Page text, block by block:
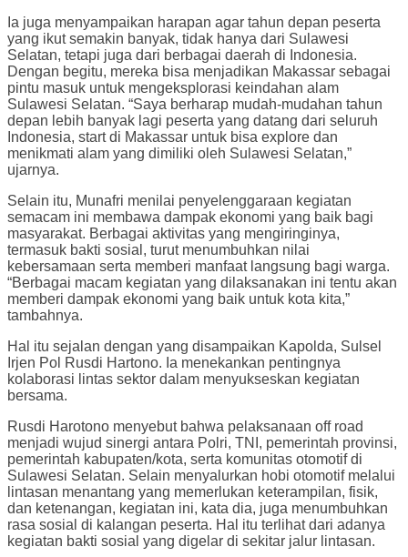
Ia juga menyampaikan harapan agar tahun depan peserta
yang ikut semakin banyak, tidak hanya dari Sulawesi
Selatan, tetapi juga dari berbagai daerah di Indonesia.
Dengan begitu, mereka bisa menjadikan Makassar sebagai
pintu masuk untuk mengeksplorasi keindahan alam
Sulawesi Selatan. “Saya berharap mudah-mudahan tahun
depan lebih banyak lagi peserta yang datang dari seluruh
Indonesia, start di Makassar untuk bisa explore dan
menikmati alam yang dimiliki oleh Sulawesi Selatan,”
ujarnya.
Selain itu, Munafri menilai penyelenggaraan kegiatan
semacam ini membawa dampak ekonomi yang baik bagi
masyarakat. Berbagai aktivitas yang mengiringinya,
termasuk bakti sosial, turut menumbuhkan nilai
kebersamaan serta memberi manfaat langsung bagi warga.
“Berbagai macam kegiatan yang dilaksanakan ini tentu akan
memberi dampak ekonomi yang baik untuk kota kita,”
tambahnya.
Hal itu sejalan dengan yang disampaikan Kapolda, Sulsel
Irjen Pol Rusdi Hartono. Ia menekankan pentingnya
kolaborasi lintas sektor dalam menyukseskan kegiatan
bersama.
Rusdi Harotono menyebut bahwa pelaksanaan off road
menjadi wujud sinergi antara Polri, TNI, pemerintah provinsi,
pemerintah kabupaten/kota, serta komunitas otomotif di
Sulawesi Selatan. Selain menyalurkan hobi otomotif melalui
lintasan menantang yang memerlukan keterampilan, fisik,
dan ketenangan, kegiatan ini, kata dia, juga menumbuhkan
rasa sosial di kalangan peserta. Hal itu terlihat dari adanya
kegiatan bakti sosial yang digelar di sekitar jalur lintasan.